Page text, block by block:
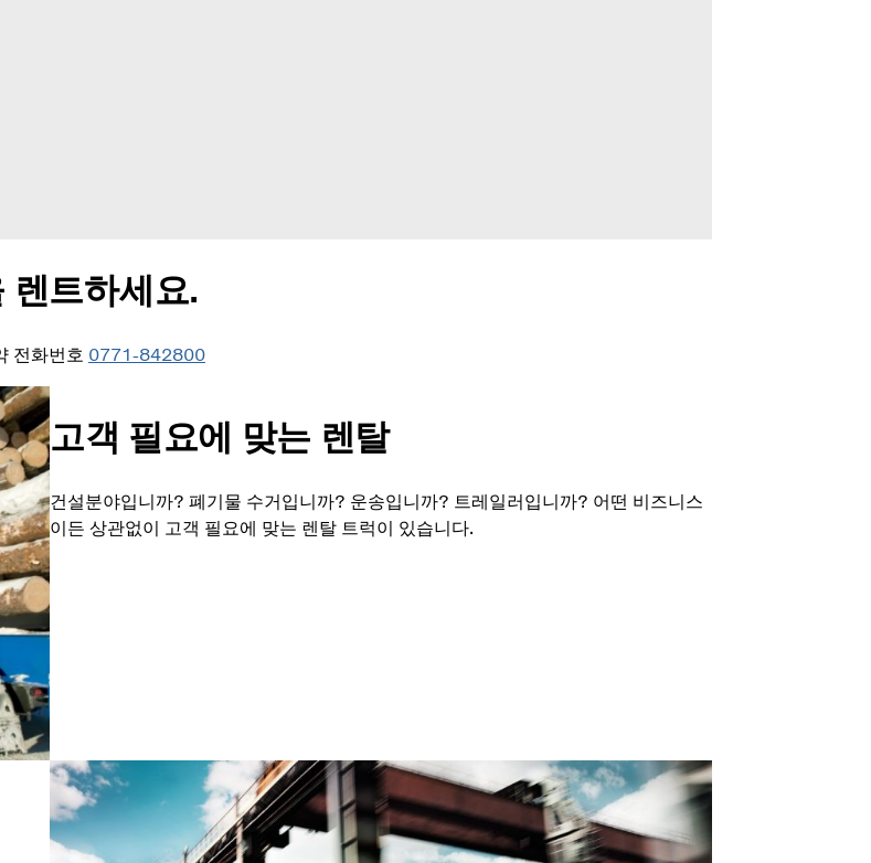
렌트하세요.
전화번호 0771-842800
고객 필요에 맞는 렌탈
건설분야입니까? 폐기물 수거입니까? 운송입니까? 트레일러입니까? 어떤 비즈니스
이든 상관없이 고객 필요에 맞는 렌탈 트럭이 있습니다.